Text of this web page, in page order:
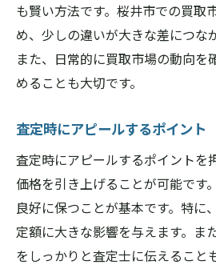
も賢い方法です。桜井市での買取
め、少しの違いが大きな差につな
また、日常的に買取市場の動向を
めることも大切です。
査定時にアピールするポイント
査定時にアピールするポイントを
価格を引き上げることが可能です
良好に保つことが基本です。特に
定額に大きな影響を与えます。ま
をしっかりと査定士に伝えること